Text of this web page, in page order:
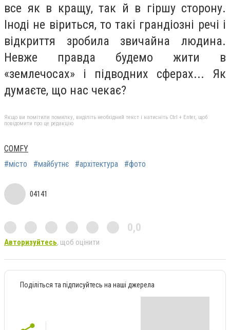
все як в кращу, так й в гіршу сторону.
Іноді не віриться, то такі грандіозні речі і
відкриття зробила звичайна людина.
Невже правда будемо жити в
«землечосах» і підводних сферах... Як
думаєте, що нас чекає?
Якщо ви помітили помилку, виділіть необхідний текст і натисніть Ctrl + Enter, щоб
повідомити про це редакцію
COMFY
#місто
#майбутнє #архітектура #фото
04141
0,0
Авторизуйтесь, щоб оцінити
Поділіться та підписуйтесь на наші джерела